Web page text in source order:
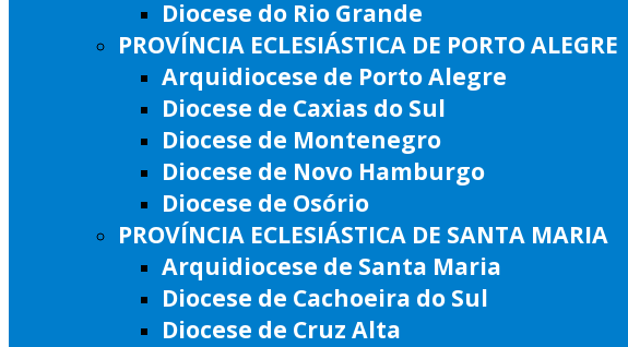
Diocese do Rio Grande
PROVÍNCIA ECLESIÁSTICA DE PORTO ALEGRE
Arquidiocese de Porto Alegre
Diocese de Caxias do Sul
Diocese de Montenegro
Diocese de Novo Hamburgo
Diocese de Osório
PROVÍNCIA ECLESIÁSTICA DE SANTA MARIA
Arquidiocese de Santa Maria
Diocese de Cachoeira do Sul
Diocese de Cruz Alta